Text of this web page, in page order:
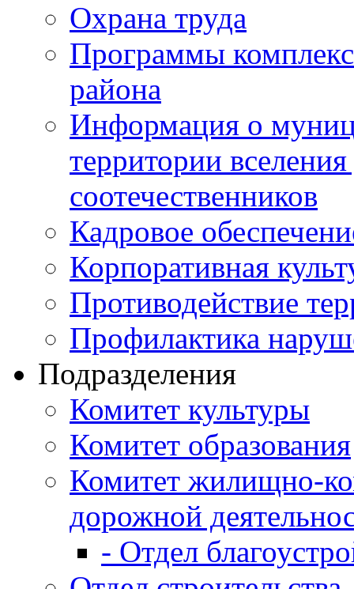
Охрана труда
Программы
района
Информация о
территории
соотечественников
Кадровое
Корпоративная
Противодействие
Профилактика
Подразделения
Комитет культуры
Комитет образования
Комитет жилищно-
дорожной
- Отдел